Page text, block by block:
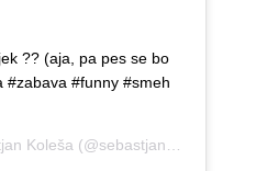
?? (aja, pa pes se bo
#zabava #funny #smeh
Koleša (@sebastjankolesa) on